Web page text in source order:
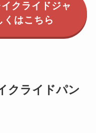
クライドジャ
くはこちら
クライドパン